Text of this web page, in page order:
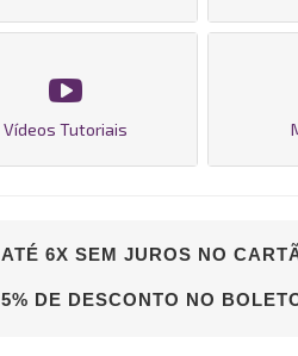
Vídeos Tutoriais
ATÉ 6X SEM JUROS NO
5% DE DESCONTO NO